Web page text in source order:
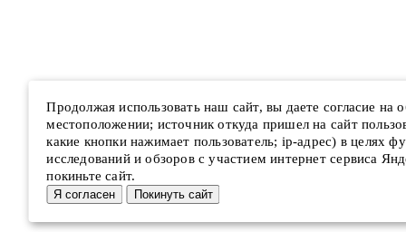
Продолжая использовать наш сайт, вы даете согласие на
местоположении; источник откуда пришел на сайт
какие кнопки нажимает пользователь; ip-адрес) в целях
исследований и обзоров с участием интернет сервиса
покиньте сайт.
Я согласен Покинуть сайт